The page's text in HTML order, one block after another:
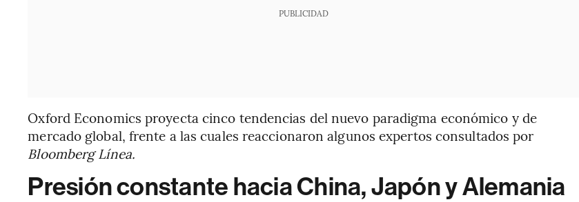
PUBLICIDAD
Oxford Economics proyecta cinco tendencias del nuevo paradigma económico y de
mercado global, frente a las cuales reaccionaron algunos expertos consultados por
Bloomberg Línea.
Presión constante hacia China, Japón y Alemania